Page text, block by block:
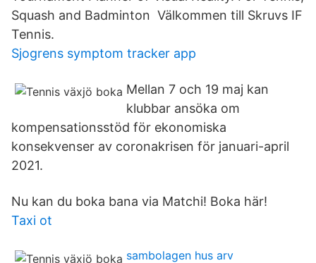
Squash and Badminton Välkommen till Skruvs IF
Tennis.
Sjogrens symptom tracker app
Mellan 7 och 19 maj kan
klubbar ansöka om
kompensationsstöd för ekonomiska
konsekvenser av coronakrisen för januari-april
2021.
Nu kan du boka bana via Matchi! Boka här!
Taxi ot
sambolagen hus arv